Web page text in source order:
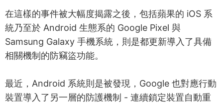
在這樣的事件被大幅度揭露之後，包括蘋果的 iOS 系
統乃至於 Android 生態系的 Google Pixel 與
Samsung Galaxy 手機系統，則是都更新導入了具備
相關機制的防竊盜功能。
最近，Android 系統則是被發現，Google 也對應行動
裝置導入了另一層的防護機制 - 連續鎖定裝置自動重